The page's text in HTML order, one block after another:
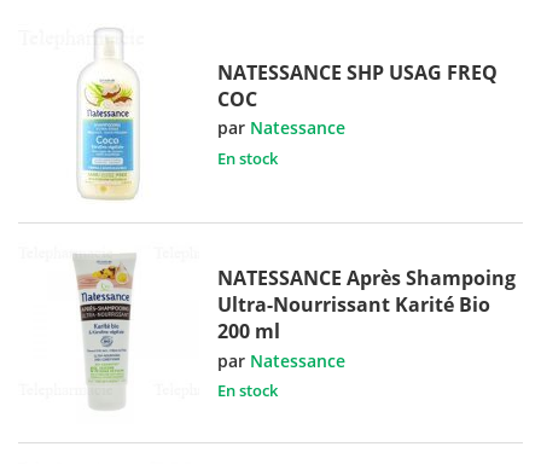
NATESSANCE SHP USAG FREQ
COC
par Natessance
En stock
NATESSANCE Après Shampoing
Ultra-Nourrissant Karité Bio
200 ml
par Natessance
En stock